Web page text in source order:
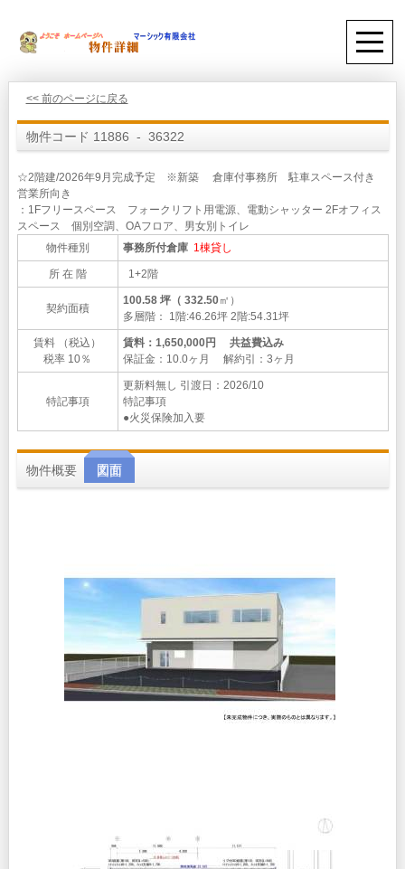
<< 前のページに戻る
物件コード 11886 - 36322
☆2階建/2026年9月完成予定 ※新築 倉庫付事務所 駐車スペース付き
営業所向き
：1Fフリースペース フォークリフト用電源、電動シャッター 2Fオフィス
スペース 個別空調、OAフロア、男女別トイレ
物件種別
事務所付倉庫 1棟貸し
所 在 階 1+2階
契約面積
100.58 坪（ 332.50㎡）
多層階： 1階:46.26坪 2階:54.31坪
賃料 （税込）
税率 10％
賃料：1,650,000円 共益費込み
保証金：10.0ヶ月 解約引：3ヶ月
特記事項
更新料無し 引渡日：2026/10
特記事項
●火災保険加入要
物件概要 図面